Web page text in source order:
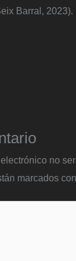
Barral, 2023).
no
marcados con